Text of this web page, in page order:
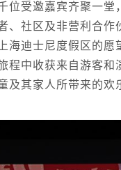
受邀嘉宾齐聚一堂
、社区及非营利合
海迪士尼度假区的
程中收获来自游客
其家人所带来的欢